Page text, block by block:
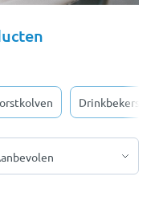
Drinkbekers